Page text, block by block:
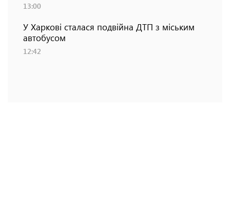
13:00
У Харкові сталася подвійна ДТП з міським
автобусом
12:42